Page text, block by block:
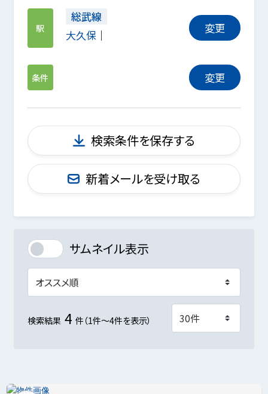
駅
総武線
大久保
変更
条件 変更
検索条件を保存する
新着メールを受け取る
サムネイル表示
検索結果 4 件（1件～4件を表示）